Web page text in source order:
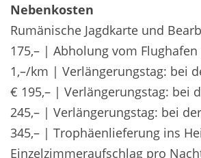
Nebenkosten
Rumänische Jagdkarte und
175,– | Abholung vom
1,–/km | Verlängerungstag: bei
€ 195,– | Verlängerungstag: bei
245,– | Verlängerungstag: bei
345,– | Trophäenlieferung ins
Einzelzimmeraufschlag pro